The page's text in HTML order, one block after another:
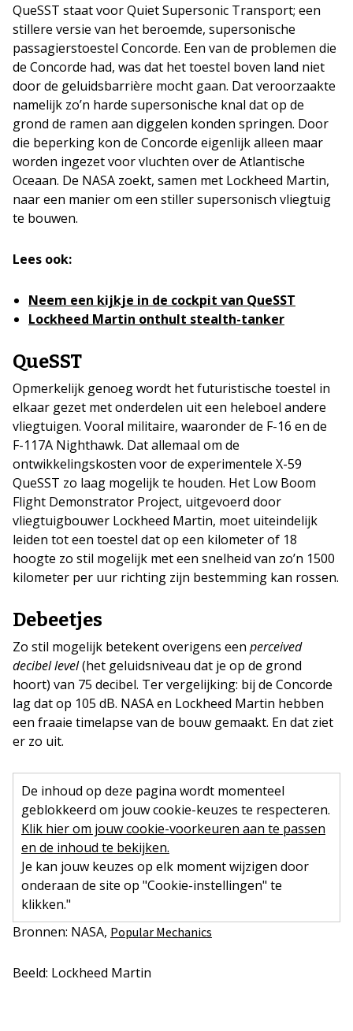
QueSST staat voor Quiet Supersonic Transport; een
stillere versie van het beroemde, supersonische
passagierstoestel Concorde. Een van de problemen die
de Concorde had, was dat het toestel boven land niet
door de geluidsbarrière mocht gaan. Dat veroorzaakte
namelijk zo’n harde supersonische knal dat op de
grond de ramen aan diggelen konden springen. Door
die beperking kon de Concorde eigenlijk alleen maar
worden ingezet voor vluchten over de Atlantische
Oceaan. De NASA zoekt, samen met Lockheed Martin,
naar een manier om een stiller supersonisch vliegtuig
te bouwen.
Lees ook:
Neem een kijkje in de cockpit van QueSST
Lockheed Martin onthult stealth-tanker
QueSST
Opmerkelijk genoeg wordt het futuristische toestel in
elkaar gezet met onderdelen uit een heleboel andere
vliegtuigen. Vooral militaire, waaronder de F-16 en de
F-117A Nighthawk. Dat allemaal om de
ontwikkelingskosten voor de experimentele X-59
QueSST zo laag mogelijk te houden. Het Low Boom
Flight Demonstrator Project, uitgevoerd door
vliegtuigbouwer Lockheed Martin, moet uiteindelijk
leiden tot een toestel dat op een kilometer of 18
hoogte zo stil mogelijk met een snelheid van zo’n 1500
kilometer per uur richting zijn bestemming kan rossen.
Debeetjes
Zo stil mogelijk betekent overigens een perceived
decibel level(het geluidsniveau dat je op de grond
hoort) van 75 decibel. Ter vergelijking: bij de Concorde
lag dat op 105 dB. NASA en Lockheed Martin hebben
een fraaie timelapse van de bouw gemaakt. En dat ziet
er zo uit.
De inhoud op deze pagina wordt momenteel
geblokkeerd om jouw cookie-keuzes te respecteren.
Klik hier om jouw cookie-voorkeuren aan te passen
en de inhoud te bekijken.
Je kan jouw keuzes op elk moment wijzigen door
onderaan de site op "Cookie-instellingen" te
klikken."
Bronnen: NASA, Popular Mechanics
Beeld: Lockheed Martin